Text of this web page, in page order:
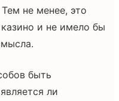
не менее, это
и не имело бы
быть
ли